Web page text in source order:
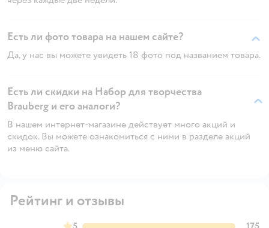
Есть ли фото товара на нашем сайте?
Да, у нас вы можете увидеть 18 фото под названием товара.
Есть ли скидки на Набор для творчества
Brauberg и его аналоги?
В нашем интернет-магазине действует много акций и
скидок. Вы можете ознакомиться с ними в разделе акций
из меню сайта.
Рейтинг и отзывы